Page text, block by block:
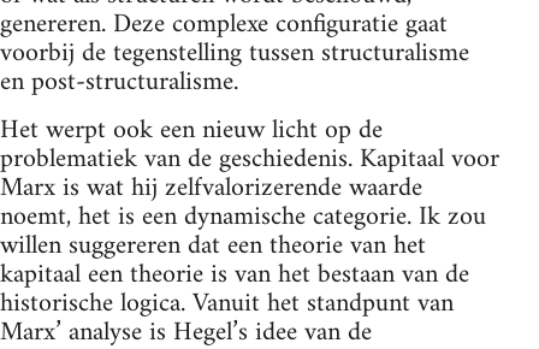
genereren. Deze complexe configuratie gaat
voorbij de tegenstelling tussen structuralisme
en post-structuralisme.
Het werpt ook een nieuw licht op de
problematiek van de geschiedenis. Kapitaal voor
Marx is wat hij zelfvalorizerende waarde
noemt, het is een dynamische categorie. Ik zou
willen suggereren dat een theorie van het
kapitaal een theorie is van het bestaan van de
historische logica. Vanuit het standpunt van
Marx’ analyse is Hegel’s idee van de